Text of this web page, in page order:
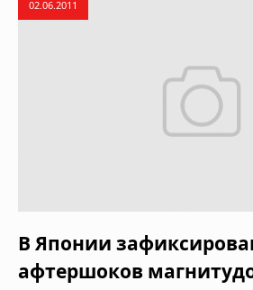
02.06.2011
В Японии
афтершоков